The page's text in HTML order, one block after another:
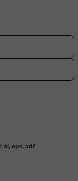
ai, eps, pdf